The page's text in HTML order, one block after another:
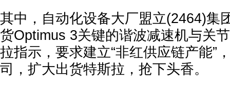
其中，自动化设备大厂盟立(2464)集
货Optimus 3关键的谐波减速机与关
拉指示，要求建立“非红供应链产能”
司，扩大出货特斯拉，抢下头香。